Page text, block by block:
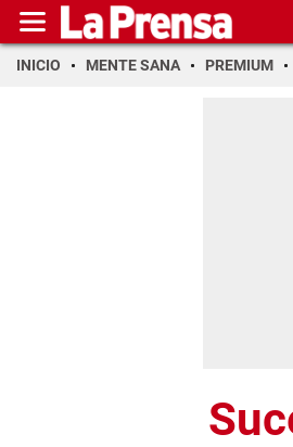
INICIO MENTE SANA PREMIUM